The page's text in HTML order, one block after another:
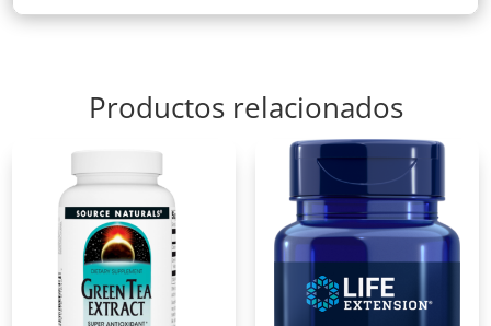
Productos relacionados